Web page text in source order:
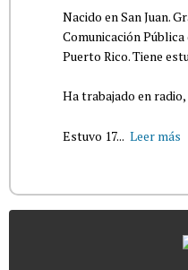
Nacido en San Juan.
Comunicación
Puerto Rico. Tiene
Ha trabajado en
Estuvo 17... Leer más